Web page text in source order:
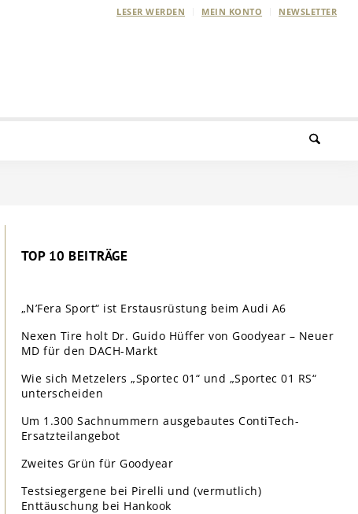
LESER WERDEN MEIN KONTO NEWSLETTER
TOP 10 BEITRÄGE
„N’Fera Sport“ ist Erstausrüstung beim Audi A6
Nexen Tire holt Dr. Guido Hüffer von Goodyear – Neuer
MD für den DACH-Markt
Wie sich Metzelers „Sportec 01“ und „Sportec 01 RS“
unterscheiden
Um 1.300 Sachnummern ausgebautes ContiTech-
Ersatzteilangebot
Zweites Grün für Goodyear
Testsiegergene bei Pirelli und (vermutlich)
Enttäuschung bei Hankook